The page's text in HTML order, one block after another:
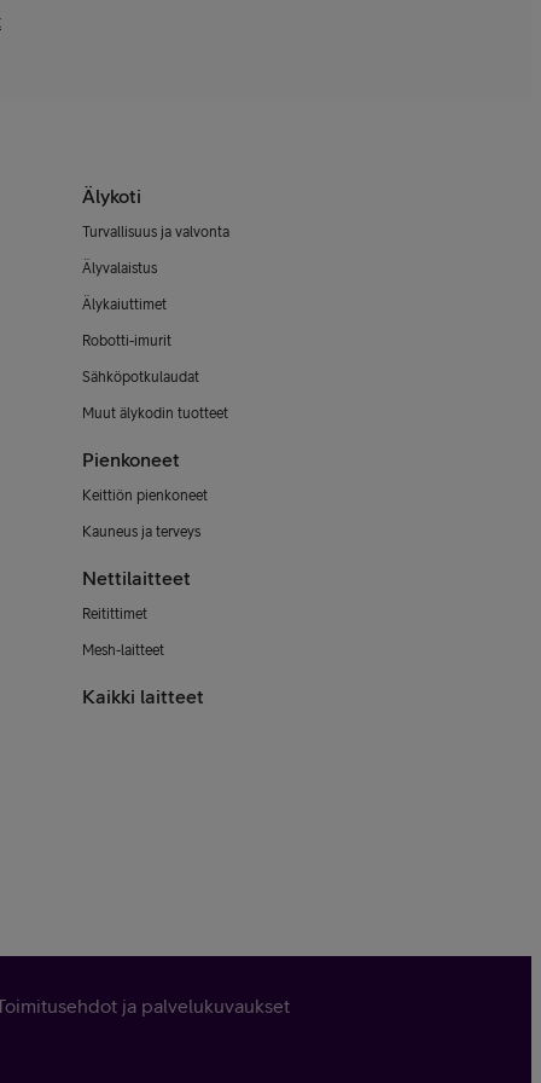
Älykoti
Turvallisuus ja valvonta
Älyvalaistus
Älykaiuttimet
Robotti-imurit
Sähköpotkulaudat
Muut älykodin tuotteet
Pienkoneet
Keittiön pienkoneet
Kauneus ja terveys
Nettilaitteet
Reitittimet
Mesh-laitteet
Kaikki laitteet
ja palvelukuvaukset